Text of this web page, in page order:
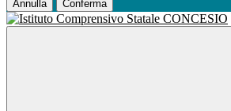
Annulla Conferma